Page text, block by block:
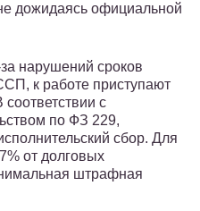
дожидаясь официальной
нарушений сроков
к работе приступают
с
по ФЗ 229,
сбор. Для
от долговых
штрафная